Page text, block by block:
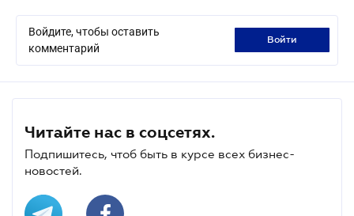
Войдите, чтобы оставить
комментарий
войти
Читайте нас в соцсетях.
Подпишитесь, чтоб быть в курсе всех бизнес-
новостей.